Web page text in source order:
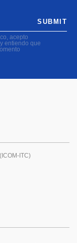
acepto
entiendo que
SUBMIT
ITC)